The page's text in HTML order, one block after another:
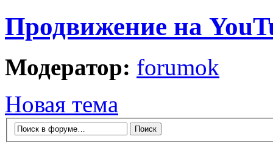
Продвижение на
Модератор: forumok
Новая тема